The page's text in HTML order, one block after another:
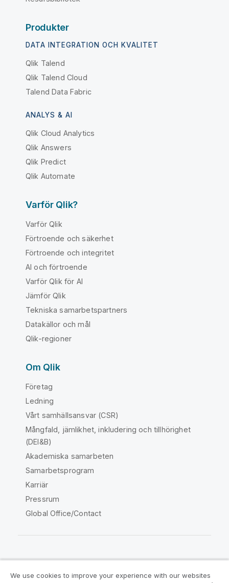
Produkter
DATA INTEGRATION OCH KVALITET
Qlik Talend
Qlik Talend Cloud
Talend Data Fabric
ANALYS & AI
Qlik Cloud Analytics
Qlik Answers
Qlik Predict
Qlik Automate
Varför Qlik?
Varför Qlik
Förtroende och säkerhet
Förtroende och integritet
AI och förtroende
Varför Qlik för AI
Jämför Qlik
Tekniska samarbetspartners
Datakällor och mål
Qlik-regioner
Om Qlik
Företag
Ledning
Vårt samhällsansvar (CSR)
Mångfald, jämlikhet, inkludering och tillhörighet
(DEI&B)
Akademiska samarbeten
Samarbetsprogram
Karriär
Pressrum
Global Office/Contact
We use cookies to improve your experience with our websites